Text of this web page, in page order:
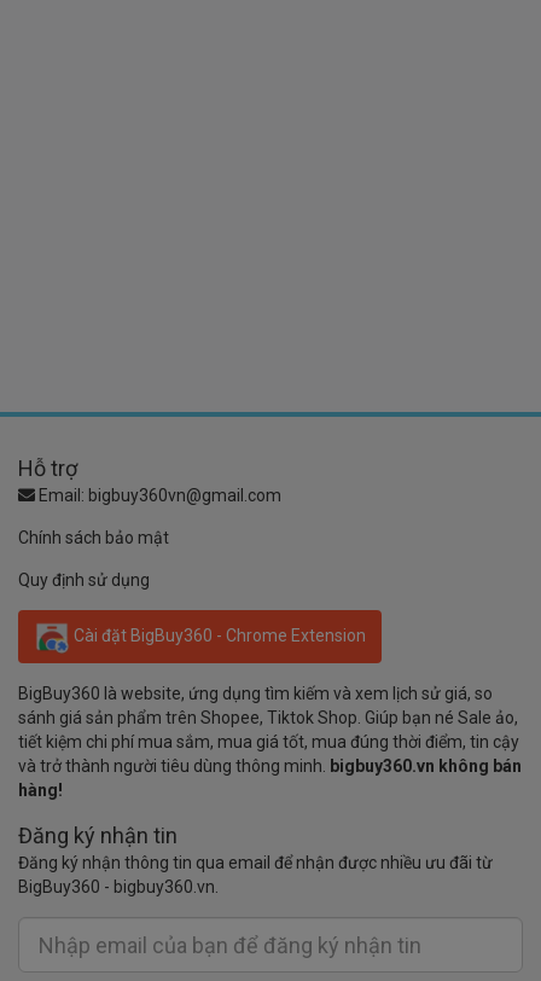
Hỗ trợ
Email: bigbuy360vn@gmail.com
Chính sách bảo mật
Quy định sử dụng
Cài đặt BigBuy360 - Chrome Extension
BigBuy360 là website, ứng dụng tìm kiếm và xem lịch sử giá, so
sánh giá sản phẩm trên Shopee, Tiktok Shop. Giúp bạn né Sale ảo,
tiết kiệm chi phí mua sắm, mua giá tốt, mua đúng thời điểm, tin cậy
và trở thành người tiêu dùng thông minh. bigbuy360.vn không bán
hàng!
Đăng ký nhận tin
Đăng ký nhận thông tin qua email để nhận được nhiều ưu đãi từ
BigBuy360 - bigbuy360.vn.